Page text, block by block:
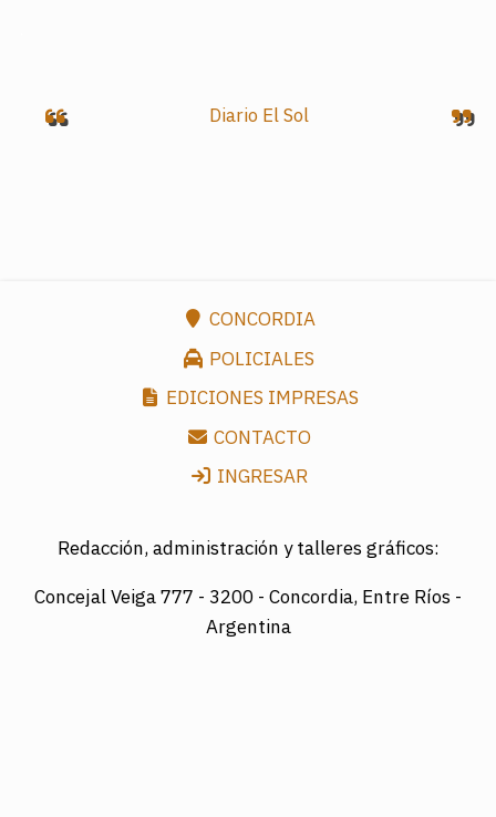
Diario El Sol
CONCORDIA
POLICIALES
EDICIONES IMPRESAS
CONTACTO
INGRESAR
Redacción, administración y talleres gráficos:
Concejal Veiga 777 - 3200 - Concordia, Entre Ríos -
Argentina